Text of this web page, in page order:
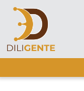
Skip
content